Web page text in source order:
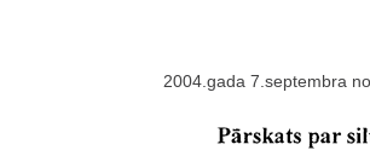
2004.gada 7.septembra